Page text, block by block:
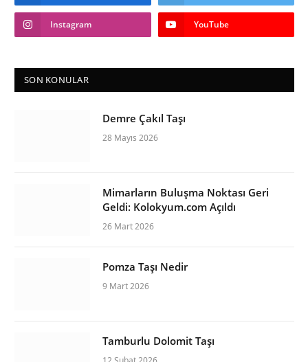
Instagram YouTube
SON KONULAR
Demre Çakıl Taşı
28 Mayıs 2026
Mimarların Buluşma Noktası Geri
Geldi: Kolokyum.com Açıldı
26 Mart 2026
Pomza Taşı Nedir
9 Mart 2026
Tamburlu Dolomit Taşı